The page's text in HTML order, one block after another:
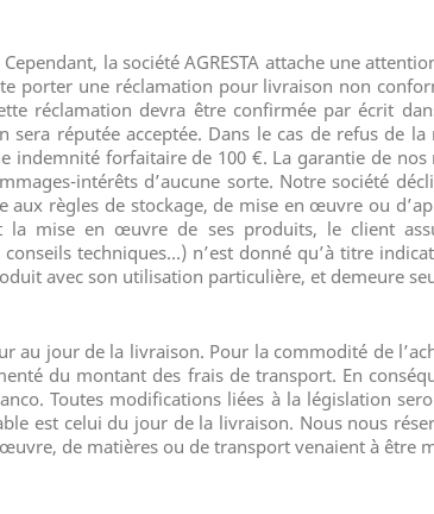
la société AGRESTA attache une
porter une réclamation pour livraison non
réclamation devra être confirmée par écrit
réputée acceptée. Dans le cas de refus de
indemnité forfaitaire de 100 €. La garantie de
intérêts d’aucune sorte. Notre société
règles de stockage, de mise en œuvre ou
la mise en œuvre de ses produits, le client
techniques…) n’est donné qu’à titre
avec son utilisation particulière, et demeure
au jour de la livraison. Pour la commodité de
du montant des frais de transport. En
Toutes modifications liées à la législation
est celui du jour de la livraison. Nous nous
de matières ou de transport venaient à être